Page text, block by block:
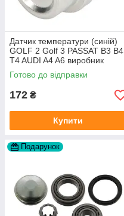
Датчик температури (синій)
GOLF 2 Golf 3 PASSAT B3 B4
T4 AUDI A4 A6 виробник
Topran Німеччина
Готово до відправки
172 ₴
Купити
Подарунок